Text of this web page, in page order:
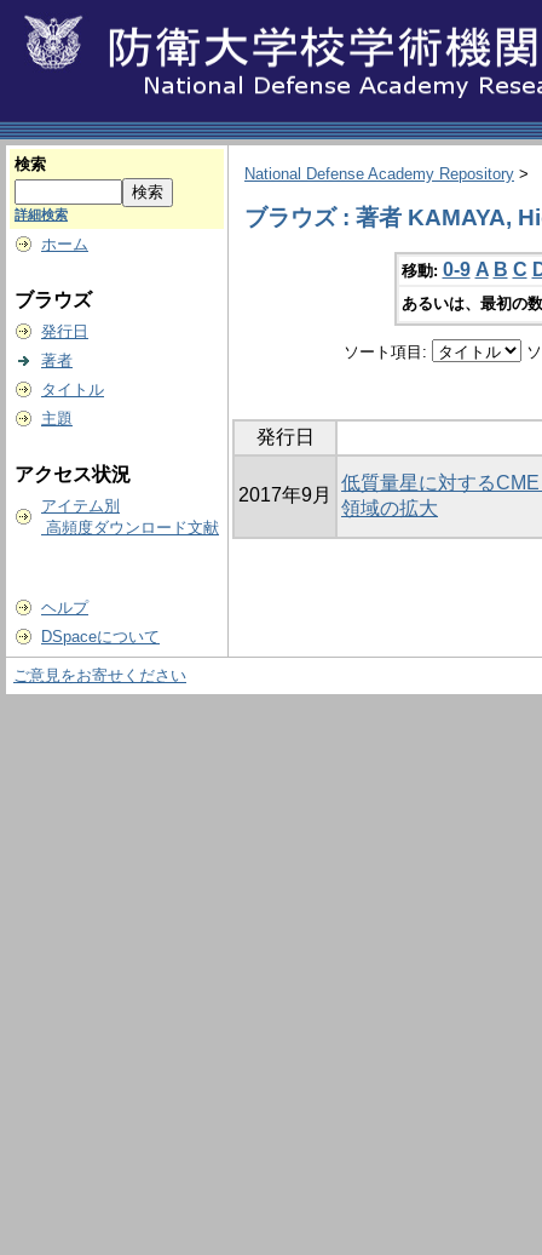
検索
詳細検索
ホーム
ブラウズ
発行日
著者
タイトル
主題
アクセス状況
アイテム別
高頻度ダウンロード文献
ヘルプ
DSpaceについて
National Defense Academy Repository >
ブラウズ : 著者 KAMAYA,
移動: 0-9 A B C
あるいは、最初の
ソート項目:
発行日
2017年9月
低質量星に対する
領域の拡大
ご意見をお寄せください